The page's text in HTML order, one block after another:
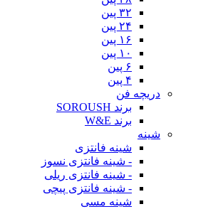
۳۲ پین
۲۴ پین
۱۶ پین
۱۰ پین
۶ پین
۴ پین
دریچه فن
برند SOROUSH
برند W&E
شینه
شینه فانتزی
- شینه فانتزی نسوز
- شینه فانتزی ریلی
- شینه فانتزی پیچی
شینه مسی